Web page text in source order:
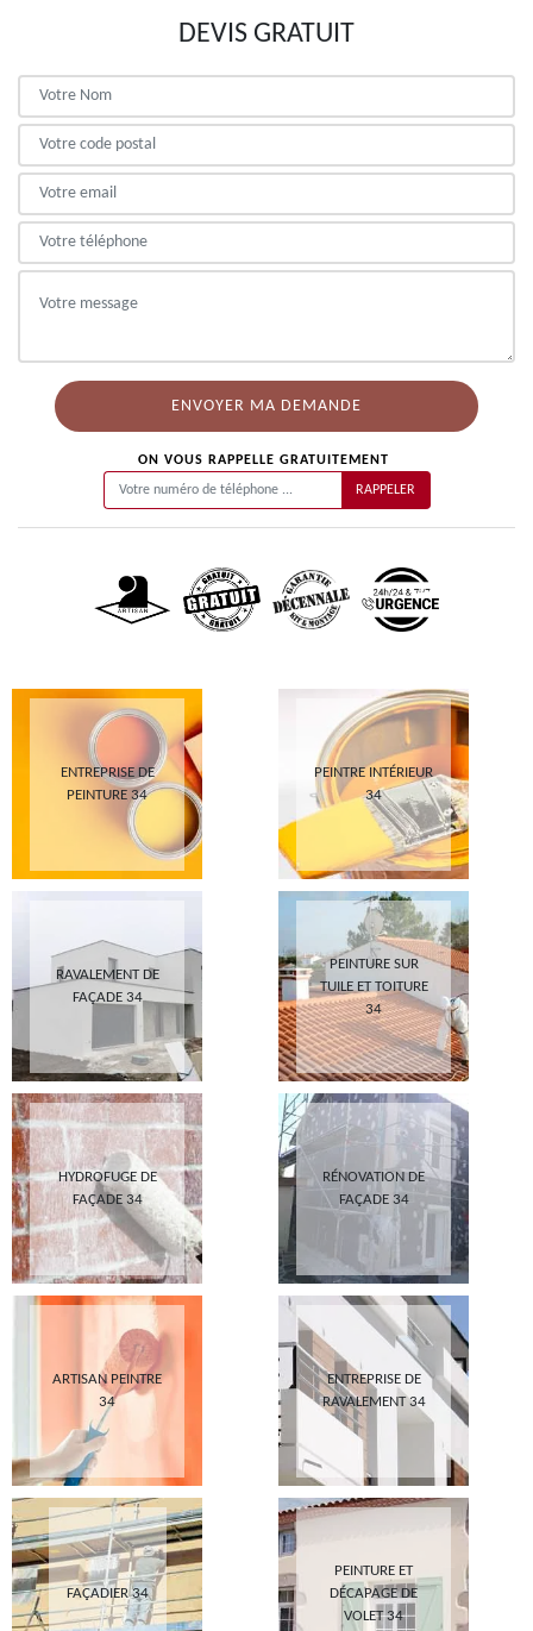
DEVIS GRATUIT
ON VOUS RAPPELLE GRATUITEMENT
ENTREPRISE DE
PEINTURE 34
PEINTRE INTÉRIEUR
34
RAVALEMENT DE
FAÇADE 34
PEINTURE SUR
TUILE ET TOITURE
34
HYDROFUGE DE
FAÇADE 34
RÉNOVATION DE
FAÇADE 34
ARTISAN PEINTRE
34
ENTREPRISE DE
RAVALEMENT 34
FAÇADIER 34
PEINTURE ET
DÉCAPAGE DE
VOLET 34